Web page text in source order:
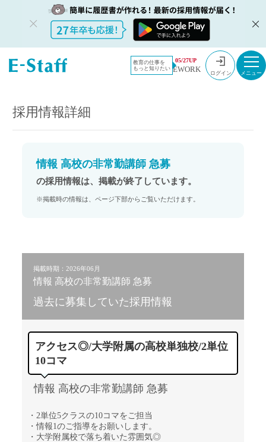
教育の仕事を
もっと知りたい
05/27UP
EWORK ログイン
教員採用情
報のイー・
採用情報
情報 高校の非常勤講師 急募
採用情報詳細
情報 高校の非常勤講師 急募
の採用情報は、掲載が終了しています。
※掲載時の情報は、ページ下部からご覧いただけます。
掲載時期：2026年06月
情報 高校の非常勤講師 急募
過去に募集していた採用情報
アクセス◎/大学附属の高校単独校/2単位
10コマ
情報 高校の非常勤講師 急募
・2単位5クラスの10コマをご担当
・情報1のご指導をお願いします。
・大学附属校で落ち着いた雰囲気◎